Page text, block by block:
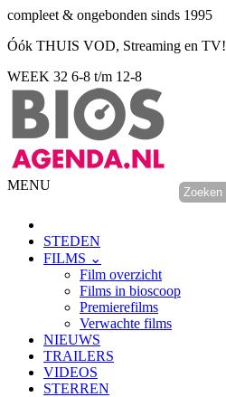
compleet & ongebonden sinds 1995
Óók THUIS VOD, Streaming en TV!
WEEK 32 6-8 t/m 12-8
MENU
STEDEN
FILMS ⌄
Film overzicht
Films in bioscoop
Premierefilms
Verwachte films
NIEUWS
TRAILERS
VIDEOS
STERREN